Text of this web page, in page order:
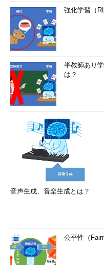
強化学習（
半教師あり
は？
音声生成、音楽生成とは？
公平性（